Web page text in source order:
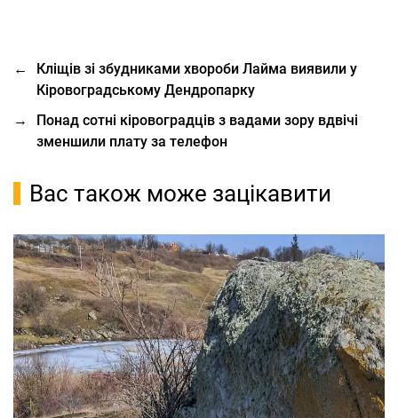
←
Кліщів зі збудниками хвороби Лайма виявили у
Кіровоградському Дендропарку
→
Понад сотні кіровоградців з вадами зору вдвічі
зменшили плату за телефон
Вас також може зацікавити